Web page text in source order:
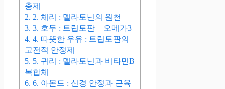
충제
2. 2. 체리 : 멜라토닌의 원천
3. 3. 호두 : 트립토판 + 오메가3
4. 4. 따뜻한 우유 : 트립토판의
고전적 안정제
5. 5. 귀리 : 멜라토닌과 비타민B
복합체
6. 6. 아몬드 : 신경 안정과 근육